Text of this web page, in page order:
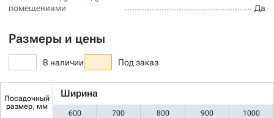
помещениями
Да
Размеры и цены
В наличии Под заказ
Посадочный
размер, мм
Ширина
600 700 800 900 1000